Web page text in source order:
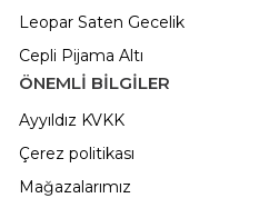
Leopar Saten Gecelik
Cepli Pijama Altı
ÖNEMLI BILGILER
Ayyıldız KVKK
Çerez politikası
Mağazalarımız